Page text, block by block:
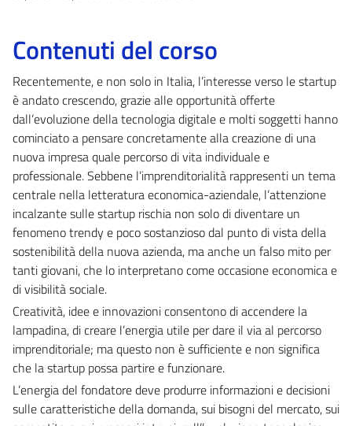
Contenuti del corso
Recentemente, e non solo in Italia, l’interesse verso le startup
è andato crescendo, grazie alle opportunità offerte
dall’evoluzione della tecnologia digitale e molti soggetti hanno
cominciato a pensare concretamente alla creazione di una
nuova impresa quale percorso di vita individuale e
professionale. Sebbene l’imprenditorialità rappresenti un tema
centrale nella letteratura economica-aziendale, l’attenzione
incalzante sulle startup rischia non solo di diventare un
fenomeno trendy e poco sostanzioso dal punto di vista della
sostenibilità della nuova azienda, ma anche un falso mito per
tanti giovani, che lo interpretano come occasione economica e
di visibilità sociale.
Creatività, idee e innovazioni consentono di accendere la
lampadina, di creare l’energia utile per dare il via al percorso
imprenditoriale; ma questo non è sufficiente e non significa
che la startup possa partire e funzionare.
L’energia del fondatore deve produrre informazioni e decisioni
sulle caratteristiche della domanda, sui bisogni del mercato, sui